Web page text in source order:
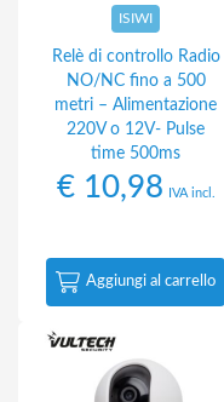
ISIWI
Relè di controllo Radio
NO/NC fino a 500
metri – Alimentazione
220V o 12V- Pulse
time 500ms
€10,98 IVA incl.
Aggiungi al carrello